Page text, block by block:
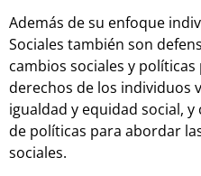
Además de su enfoque
Sociales también son
cambios sociales y
derechos de los individuos
igualdad y equidad social,
de políticas para abordar
sociales.